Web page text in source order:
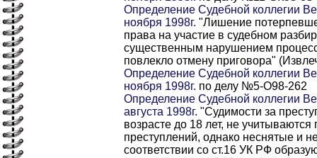
Определение Судебной коллегии
ноября 1998г. "Лишение
права на участие в судебном
существенным нарушением
повлекло отмену приговора"
Определение Судебной коллегии
ноября 1998г. по делу №5-O98-262
Определение Судебной коллегии
августа 1998г. "Судимости за
возрасте до 18 лет, не
преступлений, однако неснятые и
соответствии со ст.16 УК РФ